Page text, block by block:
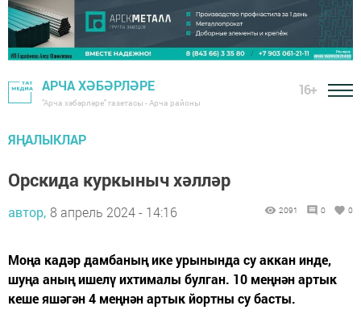
АРЧА ХӘБӘРЛӘРЕ
"Арча хәбәрләре" газетасы - Арча районы
16+
ЯҢАЛЫКЛАР
Орскида куркыныч хәлләр
автор, 8 апрель 2024 - 14:16 2091 0 0
Моңа кадәр дамбаның ике урынында су аккан инде,
шуңа аның ишелү ихтималы булган. 10 меңнән артык
кеше яшәгән 4 меңнән артык йортны су басты.